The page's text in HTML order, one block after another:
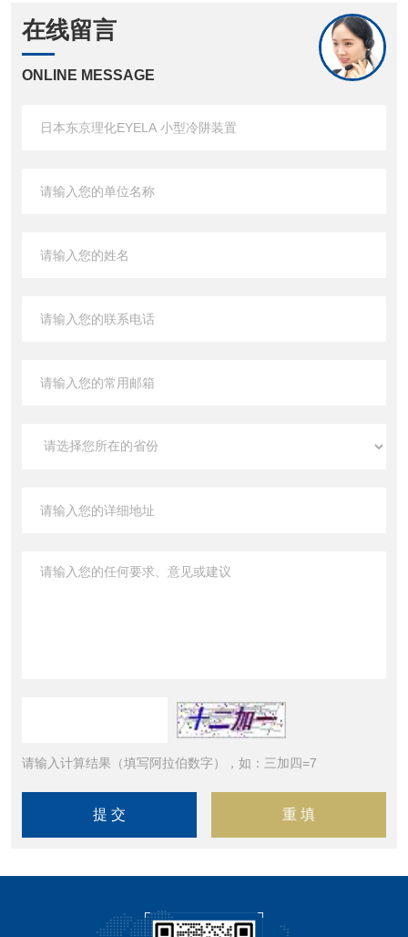
在线留言
ONLINE MESSAGE
请输入计算结果（填写阿拉伯数字），如：三加四=7